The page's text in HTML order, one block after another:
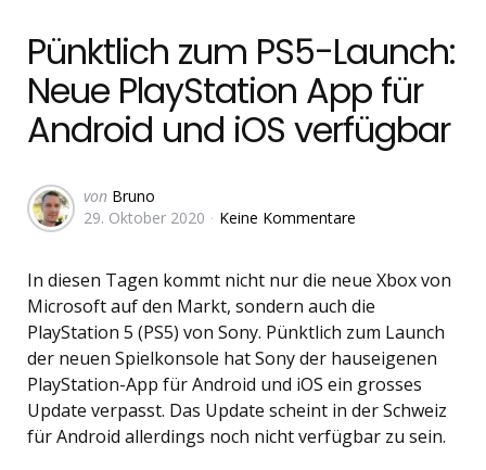
Pünktlich zum PS5-Launch:
Neue PlayStation App für
Android und iOS verfügbar
Geschrieben
von
von Bruno
29. Oktober 2020
Keine Kommentare
In diesen Tagen kommt nicht nur die neue Xbox von
Microsoft auf den Markt, sondern auch die
PlayStation 5 (PS5) von Sony. Pünktlich zum Launch
der neuen Spielkonsole hat Sony der hauseigenen
PlayStation-App für Android und iOS ein grosses
Update verpasst. Das Update scheint in der Schweiz
für Android allerdings noch nicht verfügbar zu sein.